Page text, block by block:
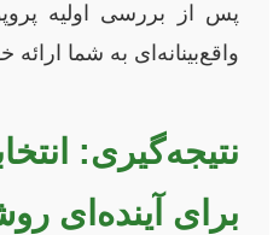
پس از بررسی اولیه
واقع‌بینانه‌ای به شما
نتیجه‌گیری:
برای آینده‌ای